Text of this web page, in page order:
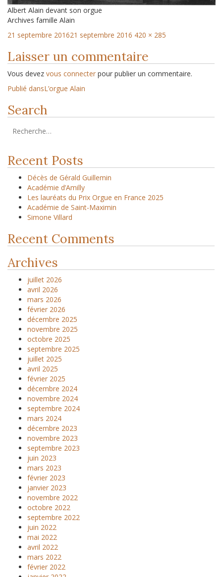
Albert Alain devant son orgue
Archives famille Alain
21 septembre 201621 septembre 2016 420 × 285
Laisser un commentaire
Vous devez vous connecter pour publier un commentaire.
Publié dansL’orgue Alain
Search
Recent Posts
Décès de Gérald Guillemin
Académie d’Amilly
Les lauréats du Prix Orgue en France 2025
Académie de Saint-Maximin
Simone Villard
Recent Comments
Archives
juillet 2026
avril 2026
mars 2026
février 2026
décembre 2025
novembre 2025
octobre 2025
septembre 2025
juillet 2025
avril 2025
février 2025
décembre 2024
novembre 2024
septembre 2024
mars 2024
décembre 2023
novembre 2023
septembre 2023
juin 2023
mars 2023
février 2023
janvier 2023
novembre 2022
octobre 2022
septembre 2022
juin 2022
mai 2022
avril 2022
mars 2022
février 2022